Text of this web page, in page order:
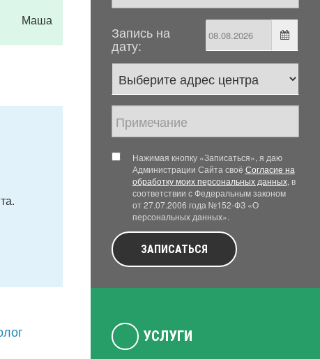
Маша
Запись на
дату:
Нажимая кнопку «Записаться», я даю
Администрации Сайта своё Согласие на
обработку моих персональных данных, в
соответствии с Федеральным законом
от 27.07.2006 года №152-ФЗ «О
персональных данных».
ЗАПИСАТЬСЯ
УСЛУГИ